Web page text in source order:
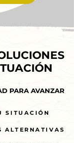
SOLUCIONES
SOLUCIONES
PARA AVANZAR
PARA AVANZAR
SITUACIÓN
ALTERNATIVAS
SITUACIÓN
ALTERNATIVAS